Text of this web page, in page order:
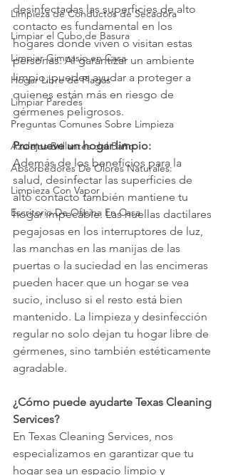
Limpieza de Conductos de Secadora
Limpiar el Cubo de Basura
Limpiar Gimnasio en Casa
Hogar Libre de Plagas
Limpiar Paredes
Preguntas Comunes Sobre Limpieza
Azulejos Brillantes del Baño
Absorbedores De Olores Naturales:
Limpieza Con Vapor
Escritorio De Oficina En Casa
desinfectadas las superficies de alto
contacto es fundamental en los
hogares donde viven o visitan estas
personas. Al garantizar un ambiente
limpio, puedes ayudar a proteger a
quienes están más en riesgo de
gérmenes peligrosos.
Promueve un hogar limpio:
Además de los beneficios para la
salud, desinfectar las superficies de
alto contacto también mantiene tu
hogar impecable. Las huellas dactilares
pegajosas en los interruptores de luz,
las manchas en las manijas de las
puertas o la suciedad en las encimeras
pueden hacer que un hogar se vea
sucio, incluso si el resto está bien
mantenido. La limpieza y desinfección
regular no solo dejan tu hogar libre de
gérmenes, sino también estéticamente
agradable.
¿Cómo puede ayudarte Texas Cleaning
Services?
En Texas Cleaning Services, nos
especializamos en garantizar que tu
hogar sea un espacio limpio y